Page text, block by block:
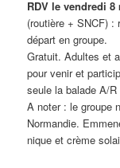
RDV le vendredi 8
(routière + SNCF)
départ en groupe.
Gratuit. Adultes et
pour venir et
seule la balade A/
A noter : le groupe
Normandie.
nique et crème